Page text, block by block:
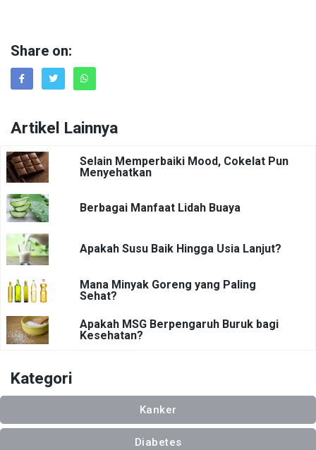
Share on:
Artikel Lainnya
Selain Memperbaiki Mood, Cokelat Pun
Menyehatkan
Berbagai Manfaat Lidah Buaya
Apakah Susu Baik Hingga Usia Lanjut?
Mana Minyak Goreng yang Paling
Sehat?
Apakah MSG Berpengaruh Buruk bagi
Kesehatan?
Kategori
Kanker
Diabetes